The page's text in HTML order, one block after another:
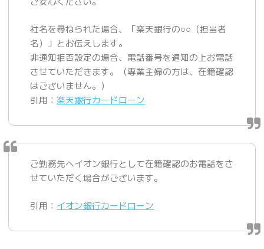
社名を尋ねられた場合、「楽天銀行の○○（担当者
名）」とお伝えします。
非通知拒否設定の場合、電話番号を通知の上お電話
させていただきます。（専業主婦の方は、在籍確認
はございません。）
引用：楽天銀行カードローン
ご勤務先へイオン銀行として在籍確認のお電話をさ
せていただく場合がございます。
引用： イオン銀行カードローン